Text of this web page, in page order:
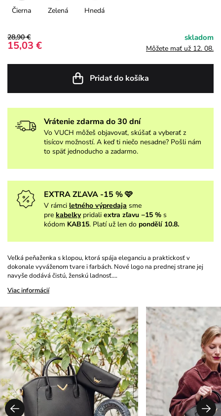
Čierna Zelená Hnedá
28,90 €
15,03 €
skladom
Môžete mať už 12. 08.
Pridať do košíka
Vrátenie zdarma do 30 dní
Vo VUCH môžeš objavovať, skúšať a vyberať z
tisícov možností. A keď ti niečo nesadne? Pošli nám
to späť jednoducho a zadarmo.
EXTRA ZĽAVA -15 % 🩷
V rámci letného výpredaja sme
pre kabelky pridali extra zľavu −15 % s
kódom KAB15. Platí už len do pondělí 10.8.
Veľká peňaženka s klopou, ktorá spája eleganciu a praktickosť v
dokonale vyváženom tvare i farbách. Nové logo na prednej strane jej
navyše dodává čistú, ženskú ladnosť.…
Viac informácií